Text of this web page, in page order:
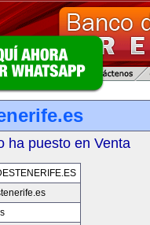
ha puesto en Venta